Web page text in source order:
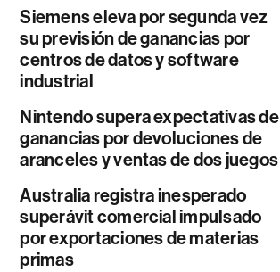
Siemens eleva por segunda vez
su previsión de ganancias por
centros de datos y software
industrial
Nintendo supera expectativas de
ganancias por devoluciones de
aranceles y ventas de dos juegos
Australia registra inesperado
superávit comercial impulsado
por exportaciones de materias
primas